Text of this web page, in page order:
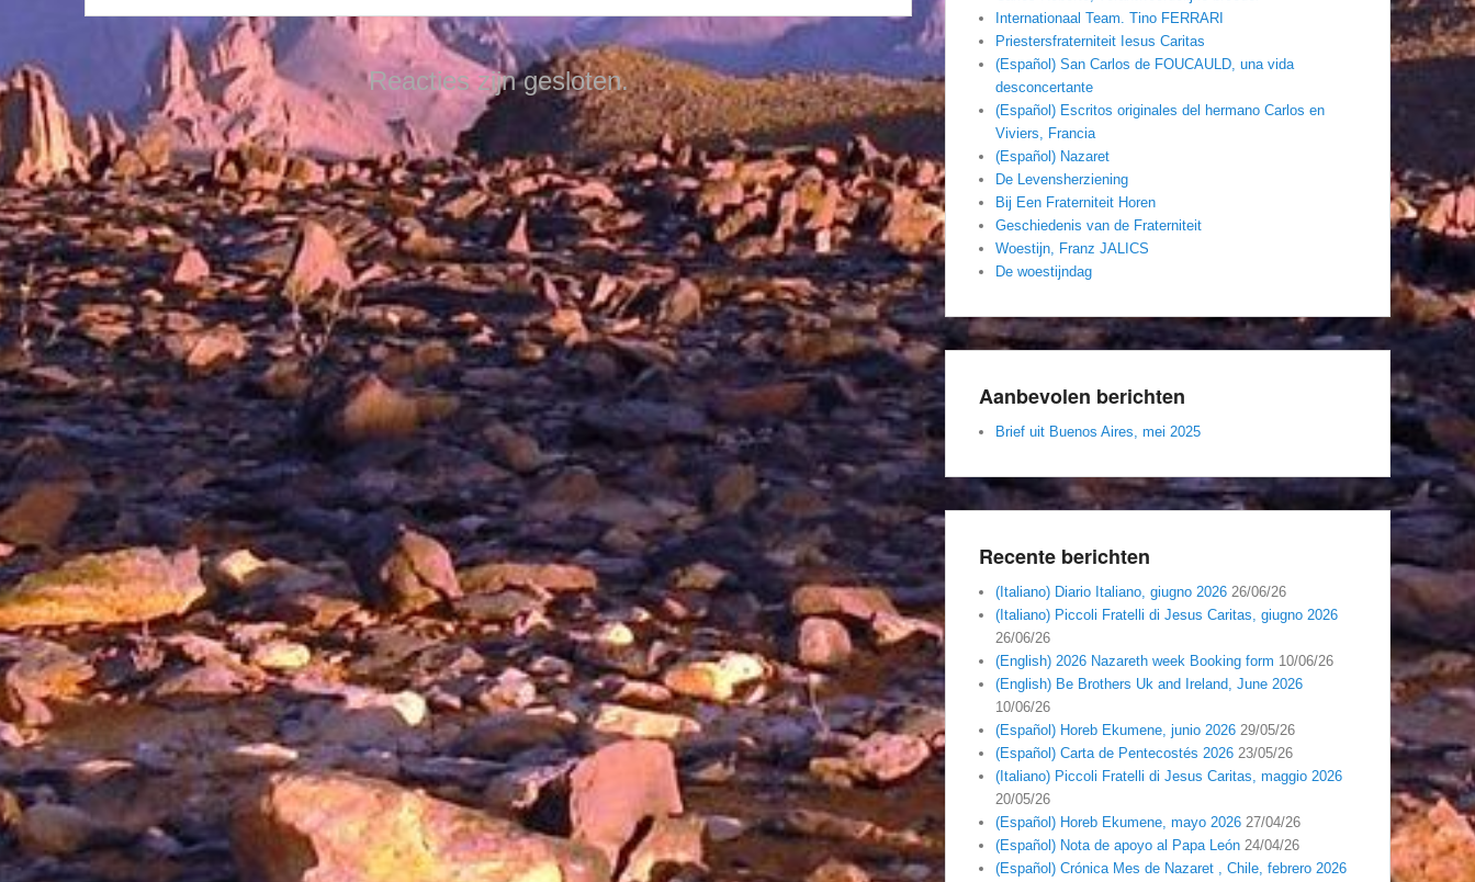
Reacties zijn gesloten.
Internationaal Team. Tino FERRARI
Priestersfraterniteit Iesus Caritas
(Español) San Carlos de FOUCAULD, una vida
desconcertante
(Español) Escritos originales del hermano Carlos en
Viviers, Francia
(Español) Nazaret
De Levensherziening
Bij Een Fraterniteit Horen
Geschiedenis van de Fraterniteit
Woestijn, Franz JALICS
De woestijndag
Aanbevolen berichten
Brief uit Buenos Aires, mei 2025
Recente berichten
(Italiano) Diario Italiano, giugno 2026 26/06/26
(Italiano) Piccoli Fratelli di Jesus Caritas, giugno 2026
26/06/26
(English) 2026 Nazareth week Booking form 10/06/26
(English) Be Brothers Uk and Ireland, June 2026
10/06/26
(Español) Horeb Ekumene, junio 2026 29/05/26
(Español) Carta de Pentecostés 2026 23/05/26
(Italiano) Piccoli Fratelli di Jesus Caritas, maggio 2026
20/05/26
(Español) Horeb Ekumene, mayo 2026 27/04/26
(Español) Nota de apoyo al Papa León 24/04/26
(Español) Crónica Mes de Nazaret , Chile, febrero 2026